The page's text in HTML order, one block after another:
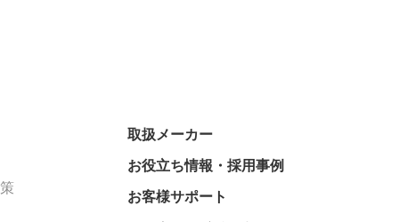
取扱メーカー
お役立ち情報・採用事例
お客様サポート